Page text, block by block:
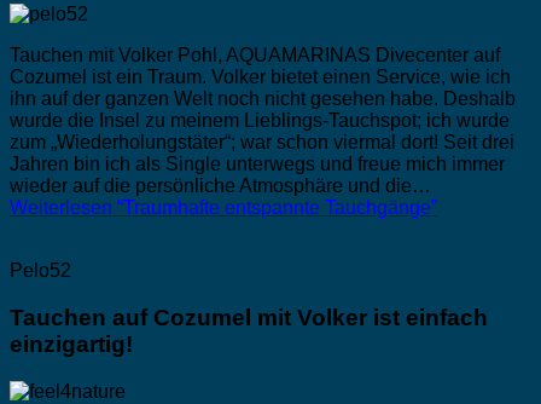
Tauchen mit Volker Pohl, AQUAMARINAS Divecenter auf
Cozumel ist ein Traum. Volker bietet einen Service, wie ich
ihn auf der ganzen Welt noch nicht gesehen habe. Deshalb
wurde die Insel zu meinem Lieblings-Tauchspot; ich wurde
zum „Wiederholungstäter“; war schon viermal dort! Seit drei
Jahren bin ich als Single unterwegs und freue mich immer
wieder auf die persönliche Atmosphäre und die…
Weiterlesen “Traumhafte entspannte Tauchgänge”
Pelo52
Tauchen auf Cozumel mit Volker ist einfach
einzigartig!